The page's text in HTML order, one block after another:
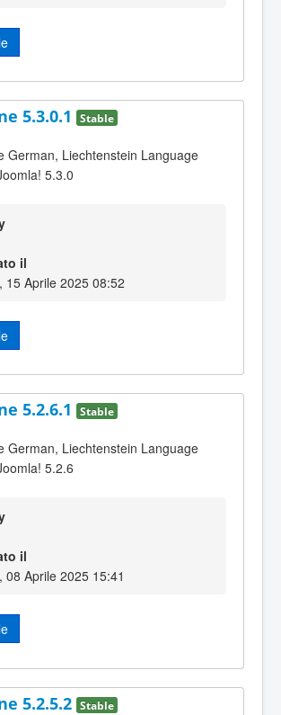
5.3.0.1 Stable
German, Liechtenstein Language
5.3.0
il
15 Aprile 2025 08:52
5.2.6.1 Stable
German, Liechtenstein Language
5.2.6
il
08 Aprile 2025 15:41
5.2.5.2 Stable